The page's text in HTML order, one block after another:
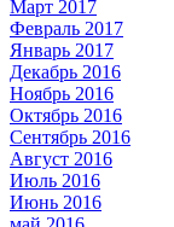
Март 2017
Февраль 2017
Январь 2017
Декабрь 2016
Ноябрь 2016
Октябрь 2016
Сентябрь 2016
Август 2016
Июль 2016
Июнь 2016